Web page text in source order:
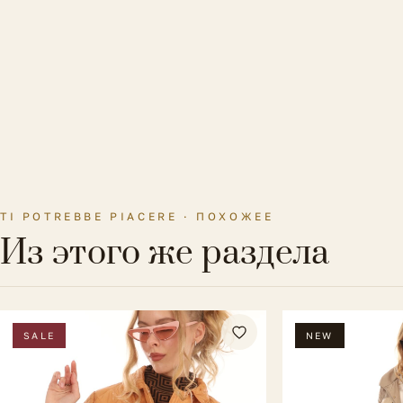
TI POTREBBE PIACERE · ПОХОЖЕЕ
Из этого же раздела
SALE NEW